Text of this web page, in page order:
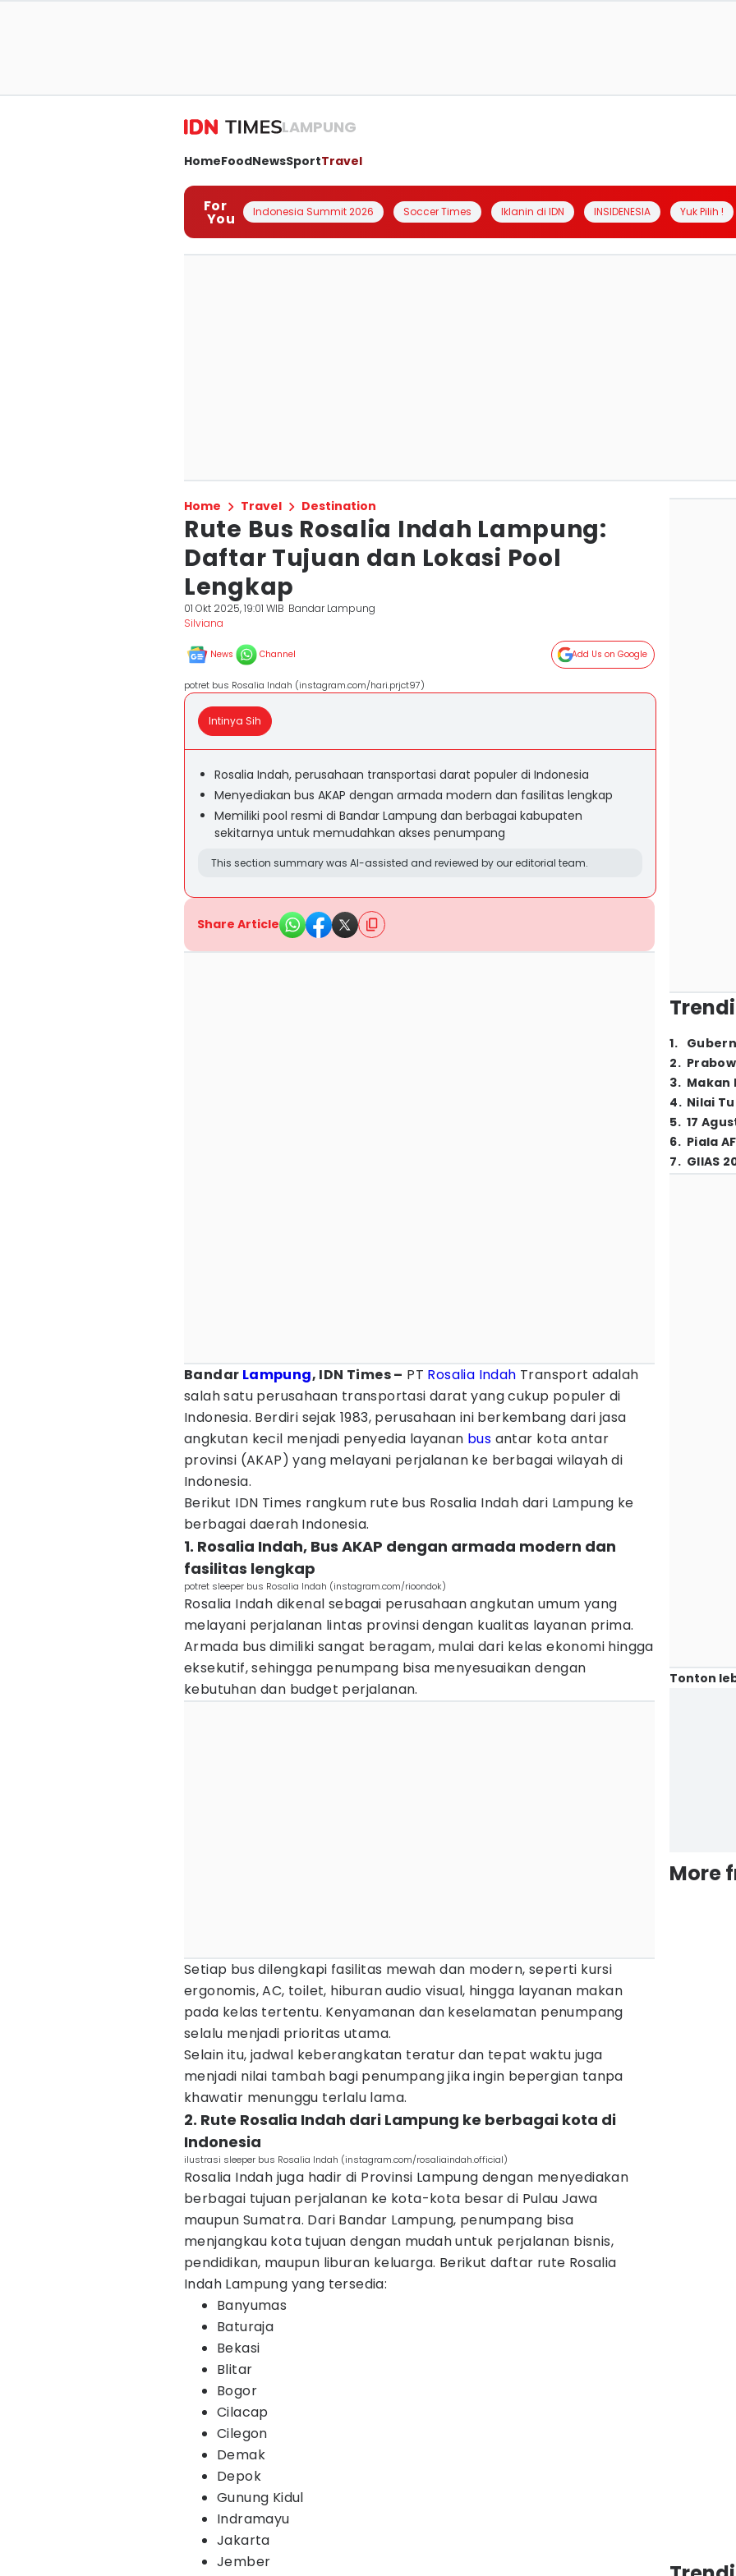
LAMPUNG
HomeFoodNewsSportTravel
For
You Indonesia Summit 2026 Soccer Times Iklanin di IDN INSIDENESIA Yuk Pilih !
Home Travel Destination
Rute Bus Rosalia Indah Lampung:
Daftar Tujuan dan Lokasi Pool
Lengkap
01 Okt 2025, 19:01 WIB Bandar Lampung
Silviana
News Channel Add Us on Google
potret bus Rosalia Indah (instagram.com/hari.prjct97)
Intinya Sih
Rosalia Indah, perusahaan transportasi darat populer di Indonesia
Menyediakan bus AKAP dengan armada modern dan fasilitas lengkap
Memiliki pool resmi di Bandar Lampung dan berbagai kabupaten
sekitarnya untuk memudahkan akses penumpang
This section summary was AI-assisted and reviewed by our editorial team.
Share Article
Bandar Lampung, IDN Times – PT Rosalia Indah Transport adalah
salah satu perusahaan transportasi darat yang cukup populer di
Indonesia. Berdiri sejak 1983, perusahaan ini berkembang dari jasa
angkutan kecil menjadi penyedia layanan bus antar kota antar
provinsi (AKAP) yang melayani perjalanan ke berbagai wilayah di
Indonesia.
Berikut IDN Times rangkum rute bus Rosalia Indah dari Lampung ke
berbagai daerah Indonesia.
1. Rosalia Indah, Bus AKAP dengan armada modern dan
fasilitas lengkap
potret sleeper bus Rosalia Indah (instagram.com/rioondok)
Rosalia Indah dikenal sebagai perusahaan angkutan umum yang
melayani perjalanan lintas provinsi dengan kualitas layanan prima.
Armada bus dimiliki sangat beragam, mulai dari kelas ekonomi hingga
eksekutif, sehingga penumpang bisa menyesuaikan dengan
kebutuhan dan budget perjalanan.
Setiap bus dilengkapi fasilitas mewah dan modern, seperti kursi
ergonomis, AC, toilet, hiburan audio visual, hingga layanan makan
pada kelas tertentu. Kenyamanan dan keselamatan penumpang
selalu menjadi prioritas utama.
Selain itu, jadwal keberangkatan teratur dan tepat waktu juga
menjadi nilai tambah bagi penumpang jika ingin bepergian tanpa
khawatir menunggu terlalu lama.
2. Rute Rosalia Indah dari Lampung ke berbagai kota di
Indonesia
ilustrasi sleeper bus Rosalia Indah (instagram.com/rosaliaindah.official)
Rosalia Indah juga hadir di Provinsi Lampung dengan menyediakan
berbagai tujuan perjalanan ke kota-kota besar di Pulau Jawa
maupun Sumatra. Dari Bandar Lampung, penumpang bisa
menjangkau kota tujuan dengan mudah untuk perjalanan bisnis,
pendidikan, maupun liburan keluarga. Berikut daftar rute Rosalia
Indah Lampung yang tersedia:
Banyumas
Baturaja
Bekasi
Blitar
Bogor
Cilacap
Cilegon
Demak
Depok
Gunung Kidul
Indramayu
Jakarta
Jember
1.
2.
3. Makan
4. Nilai
5. 17
6. Piala
7. GIIAS
Tonton
More